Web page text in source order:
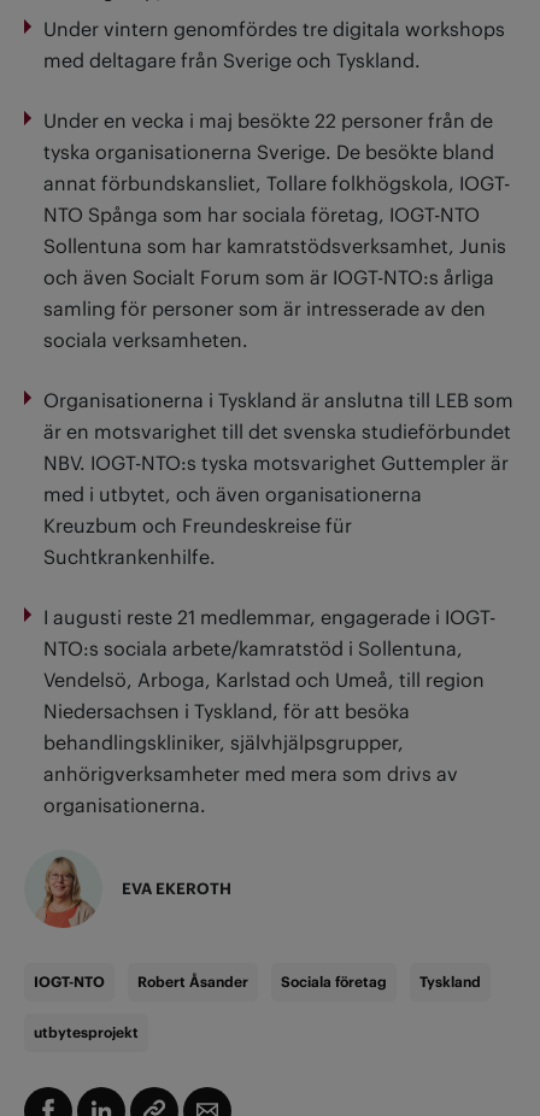
Under vintern genomfördes tre digitala workshops
med deltagare från Sverige och Tyskland.
Under en vecka i maj besökte 22 personer från de
tyska organisationerna Sverige. De besökte bland
annat förbundskansliet, Tollare folkhögskola, IOGT-
NTO Spånga som har sociala företag, IOGT-NTO
Sollentuna som har kamratstödsverksamhet, Junis
och även Socialt Forum som är IOGT-NTO:s årliga
samling för personer som är intresserade av den
sociala verksamheten.
Organisationerna i Tyskland är anslutna till LEB som
är en motsvarighet till det svenska studieförbundet
NBV. IOGT-NTO:s tyska motsvarighet Guttempler är
med i utbytet, och även organisationerna
Kreuzbum och Freundeskreise für
Suchtkrankenhilfe.
I augusti reste 21 medlemmar, engagerade i IOGT-
NTO:s sociala arbete/kamratstöd i Sollentuna,
Vendelsö, Arboga, Karlstad och Umeå, till region
Niedersachsen i Tyskland, för att besöka
behandlingskliniker, självhjälpsgrupper,
anhörigverksamheter med mera som drivs av
organisationerna.
EVA EKEROTH
IOGT-NTO Robert Åsander Sociala företag Tyskland
utbytesprojekt